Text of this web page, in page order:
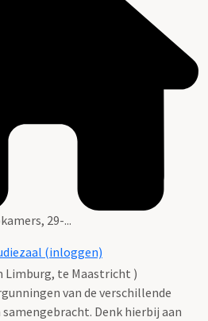
29-...
(inloggen)
te Maastricht )
van de verschillende
Denk hierbij aan